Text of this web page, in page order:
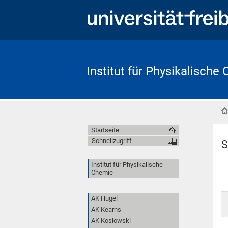
Institut für Physikalische
Startseite
Schnellzugriff
Institut für Physikalische
Chemie
AK Hugel
AK Kearns
AK Koslowski